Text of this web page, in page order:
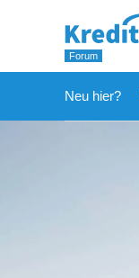
Neu hier?